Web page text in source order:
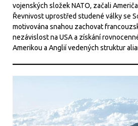
vojenských složek NATO, začali
Řevnivost uprostřed studené války se
motivována snahou zachovat
nezávislost na USA a získání
Amerikou a Anglií vedených struktur